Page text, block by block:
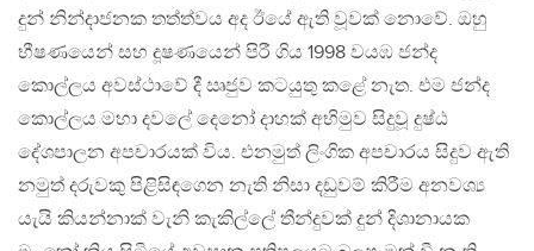
දුන් නින්දාජනක තත්ත්වය අද ඊයේ ඇති වූවක් නොවේ. ඔහු
භීෂණයෙන් සහ දූෂණයෙන් පිරී ගිය 1998 වයඹ ජන්ද
කොල්ලය අවස්ථාවේ දී ඍජුව කටයුතු කළේ නැත. එම ජන්ද
කොල්ලය මහා දවලේ දෙනෝ දාහක් අභිමුව සිදුවූ දුෂ්ඨ
දේශපාලන අපචාරයක් විය. එනමුත් ලිංගික අපචාරය සිදුව ඇති
නමුත් දරුවකු පිළිසිඳගෙන නැති නිසා දඩුවම් කිරීම අනවශ්‍ය
යැයි කියන්නාක් වැනි කැකිල්ලේ තීන්දුවක් දුන් දිශානායක